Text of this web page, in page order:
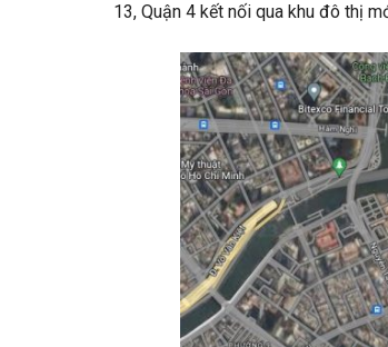
13, Quận 4 kết nối qua khu đô thị